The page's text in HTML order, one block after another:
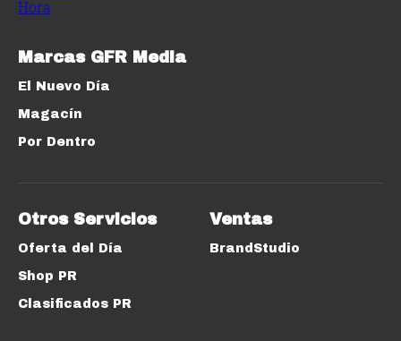
Marcas GFR Media
El Nuevo Día
Magacín
Por Dentro
Otros Servicios
Oferta del Día
Shop PR
Clasificados PR
Ventas
BrandStudio